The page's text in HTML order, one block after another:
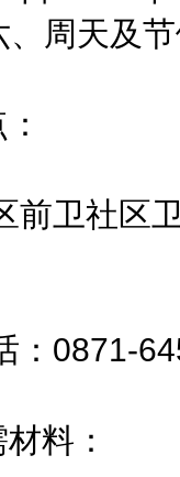
周天及
卫社区卫
0871-
料：